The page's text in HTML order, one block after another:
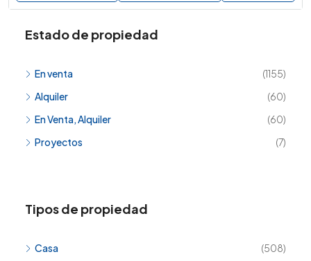
Estado de propiedad
En venta
(1155)
Alquiler
(60)
En Venta, Alquiler
(60)
Proyectos
(7)
Tipos de propiedad
Casa
(508)